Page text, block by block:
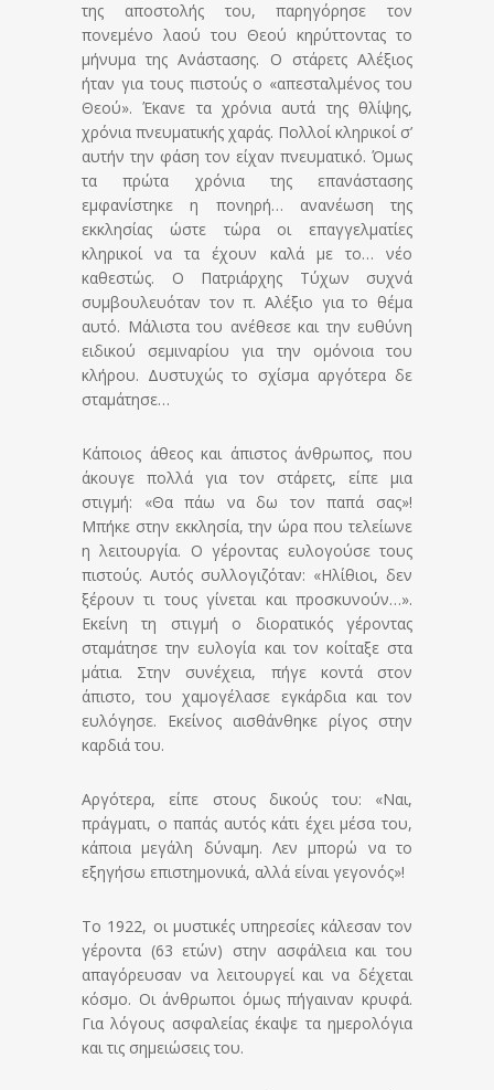
της αποστολής του, παρηγόρησε τον
πονεμένο λαού του Θεού κηρύττοντας το
μήνυμα της Ανάστασης. Ο στάρετς Αλέξιος
ήταν για τους πιστούς ο «απεσταλμένος του
Θεού». Έκανε τα χρόνια αυτά της θλίψης,
χρόνια πνευματικής χαράς. Πολλοί κληρικοί σ’
αυτήν την φάση τον είχαν πνευματικό. Όμως
τα πρώτα χρόνια της επανάστασης
εμφανίστηκε η πονηρή… ανανέωση της
εκκλησίας ώστε τώρα οι επαγγελματίες
κληρικοί να τα έχουν καλά με το… νέο
καθεστώς. Ο Πατριάρχης Τύχων συχνά
συμβουλευόταν τον π. Αλέξιο για το θέμα
αυτό. Μάλιστα του ανέθεσε και την ευθύνη
ειδικού σεμιναρίου για την ομόνοια του
κλήρου. Δυστυχώς το σχίσμα αργότερα δε
σταμάτησε…
Κάποιος άθεος και άπιστος άνθρωπος, που
άκουγε πολλά για τον στάρετς, είπε μια
στιγμή: «Θα πάω να δω τον παπά σας»!
Μπήκε στην εκκλησία, την ώρα που τελείωνε
η λειτουργία. Ο γέροντας ευλογούσε τους
πιστούς. Αυτός συλλογιζόταν: «Ηλίθιοι, δεν
ξέρουν τι τους γίνεται και προσκυνούν…».
Εκείνη τη στιγμή ο διορατικός γέροντας
σταμάτησε την ευλογία και τον κοίταξε στα
μάτια. Στην συνέχεια, πήγε κοντά στον
άπιστο, του χαμογέλασε εγκάρδια και τον
ευλόγησε. Εκείνος αισθάνθηκε ρίγος στην
καρδιά του.
Αργότερα, είπε στους δικούς του: «Ναι,
πράγματι, ο παπάς αυτός κάτι έχει μέσα του,
κάποια μεγάλη δύναμη. Λεν μπορώ να το
εξηγήσω επιστημονικά, αλλά είναι γεγονός»!
Το 1922, οι μυστικές υπηρεσίες κάλεσαν τον
γέροντα (63 ετών) στην ασφάλεια και του
απαγόρευσαν να λειτουργεί και να δέχεται
κόσμο. Οι άνθρωποι όμως πήγαιναν κρυφά.
Για λόγους ασφαλείας έκαψε τα ημερολόγια
και τις σημειώσεις του.